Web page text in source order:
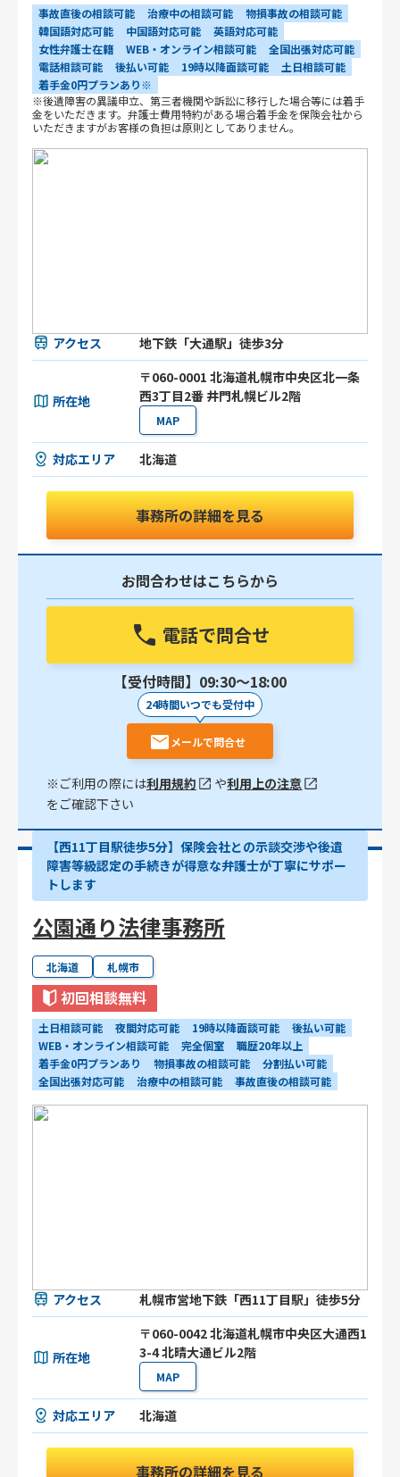
事故直後の相談可能
治療中の相談可能
物損事故の相談可能
韓国語対応可能
中国語対応可能
英語対応可能
女性弁護士在籍
WEB・オンライン相談可能
全国出張対応可能
電話相談可能
後払い可能 19時以降面談可能
土日相談可能
着手金0円プランあり※
※後遺障害の異議申立、第三者機関や訴訟に移行した場合等には着手
金をいただきます。弁護士費用特約がある場合着手金を保険会社から
いただきますがお客様の負担は原則としてありません。
アクセス 地下鉄「大通駅」徒歩3分
所在地
〒060-0001 北海道札幌市中央区北一条
西3丁目2番 井門札幌ビル2階
MAP
対応エリア 北海道
事務所の詳細を見る
お問合わせはこちらから
電話で問合せ
【受付時間】09:30〜18:00
24時間いつでも受付中
メールで問合せ
※ご利用の際には利用規約 や利用上の注意
をご確認下さい
【西11丁目駅徒歩5分】保険会社との示談交渉や後遺
障害等級認定の手続きが得意な弁護士が丁寧にサポー
トします
公園通り法律事務所
北海道 札幌市
初回相談無料
土日相談可能 夜間対応可能 19時以降面談可能
後払い可能
WEB・オンライン相談可能
完全個室
職歴20年以上
着手金0円プランあり
物損事故の相談可能
分割払い可能
全国出張対応可能
治療中の相談可能 事故直後の相談可能
アクセス 札幌市営地下鉄「西11丁目駅」徒歩5分
所在地
〒060-0042 北海道札幌市中央区大通西1
3-4 北晴大通ビル2階
MAP
対応エリア 北海道
事務所の詳細を見る